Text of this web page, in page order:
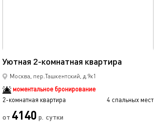
Уютная 2-комнатная квартира
Москва, пер.Ташкентский, д.9к1
моментальное бронирование
2-комнатная квартира
4 спальных мест
от 4140 р. сутки